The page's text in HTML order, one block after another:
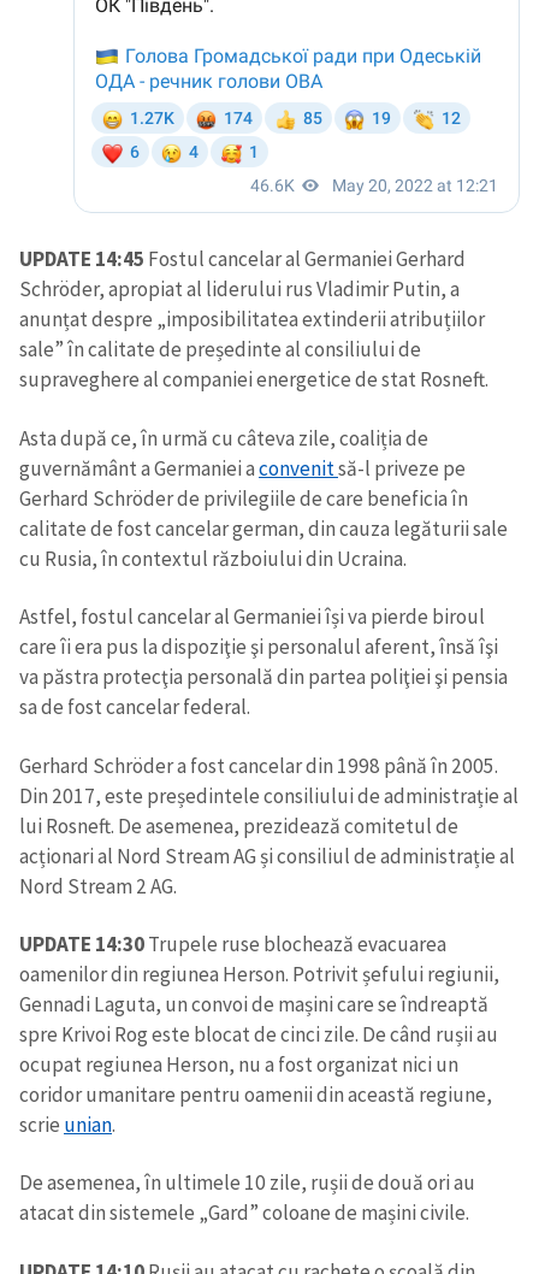
UPDATE 14:45 Fostul cancelar al Germaniei Gerhard
Schröder, apropiat al liderului rus Vladimir Putin, a
anunțat despre „imposibilitatea extinderii atribuțiilor
sale” în calitate de președinte al consiliului de
supraveghere al companiei energetice de stat Rosneft.
Asta după ce, în urmă cu câteva zile, coaliția de
guvernământ a Germaniei aconvenitsă-l priveze pe
Gerhard Schröder de privilegiile de care beneficia în
calitate de fost cancelar german, din cauza legăturii sale
cu Rusia, în contextul războiului din Ucraina.
Astfel, fostul cancelar al Germaniei își va pierde biroul
care îi era pus la dispoziţie şi personalul aferent, însă îşi
va păstra protecţia personală din partea poliţiei şi pensia
sa de fost cancelar federal.
Gerhard Schröder a fost cancelar din 1998 până în 2005.
Din 2017, este președintele consiliului de administrație al
lui Rosneft. De asemenea, prezidează comitetul de
acționari al Nord Stream AG și consiliul de administrație al
Nord Stream 2 AG.
UPDATE 14:30Trupele ruse blochează evacuarea
oamenilor din regiunea Herson. Potrivit șefului regiunii,
Gennadi Laguta, un convoi de mașini care se îndreaptă
spre Krivoi Rog este blocat de cinci zile. De când rușii au
ocupat regiunea Herson, nu a fost organizat nici un
coridor umanitare pentru oamenii din această regiune,
scrie unian.
De asemenea, în ultimele 10 zile, rușii de două ori au
atacat din sistemele „Gard” coloane de mașini civile.
ȘTIREA MEA
Titlu știre+ Adaugă titlu
Fotografie
+ Încarcă imagine